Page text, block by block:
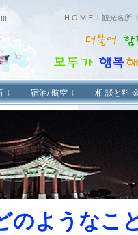
H O M E 観光名所
宿泊/ 航空 相 談と料
のようなこ